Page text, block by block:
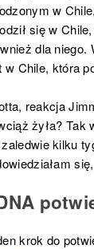
w
się w
dla niego.
w Chile, która
reakcja
żyła?
kilku
krok do